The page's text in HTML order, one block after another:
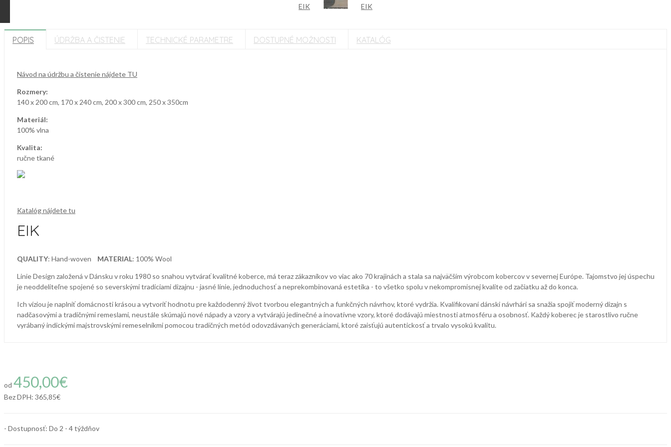
POPIS ÚDRŽBA A ČISTENIE TECHNICKÉ PARAMETRE DOSTUPNÉ MOŽNOSTI KATALÓG
Návod na údržbu a čistenie nájdete TU
Rozmery:
140 x 200 cm, 170 x 240 cm, 200 x 300 cm, 250 x 350cm
Materiál:
100% vlna
Kvalita:
ručne tkané
Katalóg nájdete tu
EIK
QUALITY: Hand-woven MATERIAL: 100% Wool
Linie Design založená v Dánsku v roku 1980 so snahou vytvárať kvalitné koberce, má teraz zákazníkov vo viac ako 70 krajinách a stala sa najväčším výrobcom kobercov v severnej Európe. Tajomstvo jej úspechu
je neoddeliteľne spojené so severskými tradíciami dizajnu - jasné línie, jednoduchosť a neprekombinovaná estetika - to všetko spolu v nekompromisnej kvalite od začiatku až do konca.
Ich víziou je naplniť domácnosti krásou a vytvoriť hodnotu pre každodenný život tvorbou elegantných a funkčných návrhov, ktoré vydržia. Kvalifikovaní dánski návrhári sa snažia spojiť moderný dizajn s
nadčasovými a tradičnými remeslami, neustále skúmajú nové nápady a vzory a vytvárajú jedinečné a inovatívne vzory, ktoré dodávajú miestnosti atmosféru a osobnosť. Každý koberec je starostlivo ručne
vyrábaný indickými majstrovskými remeselníkmi pomocou tradičných metód odovzdávaných generáciami, ktoré zaisťujú autentickosť a trvalo vysokú kvalitu.
od 450,00€
Bez DPH: 365,85€
- Dostupnosť: Do 2 - 4 týždňov